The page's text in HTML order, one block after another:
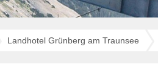
Landhotel Grünberg am Traunsee